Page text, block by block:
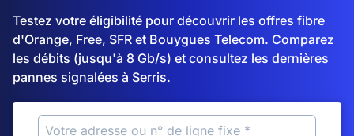
Testez votre éligibilité pour découvrir les offres fibre
d'Orange, Free, SFR et Bouygues Telecom. Comparez
les débits (jusqu'à 8 Gb/s) et consultez les dernières
pannes signalées à Serris.